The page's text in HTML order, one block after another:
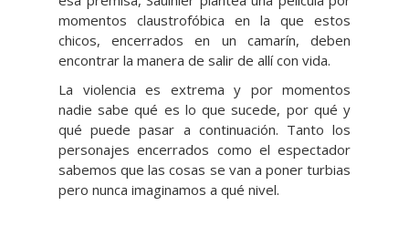
momentos claustrofóbica en la que estos
chicos, encerrados en un camarín, deben
encontrar la manera de salir de allí con vida.
La violencia es extrema y por momentos
nadie sabe qué es lo que sucede, por qué y
qué puede pasar a continuación. Tanto los
personajes encerrados como el espectador
sabemos que las cosas se van a poner turbias
pero nunca imaginamos a qué nivel.